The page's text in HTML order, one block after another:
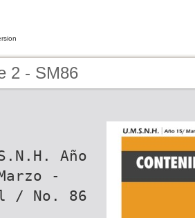
2 - SM86
Año
-
/ No. 86